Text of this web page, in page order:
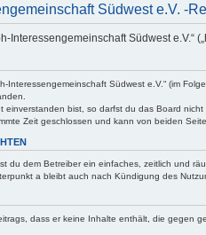
Südwest e.V. -
Interessengemeinschaft Südwest
Interessengemeinschaft Südwest e.V.“ (im
einverstanden bist, so darfst du das Board
Zeit geschlossen und kann von beiden
du dem Betreiber ein einfaches, zeitlich und
a bleibt auch nach Kündigung des
dass er keine Inhalte enthält, die gegen